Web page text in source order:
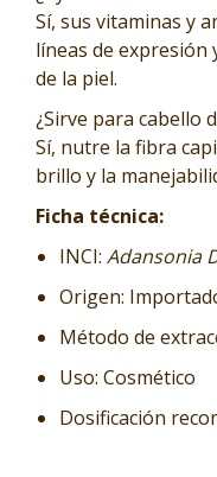
Sí, sus vitaminas y
líneas de expresión
de la piel.
¿Sirve para cabello
Sí, nutre la fibra
brillo y la
Ficha técnica:
INCI: Adansonia
Origen:
Método de
Uso: Cosmético
Dosificación